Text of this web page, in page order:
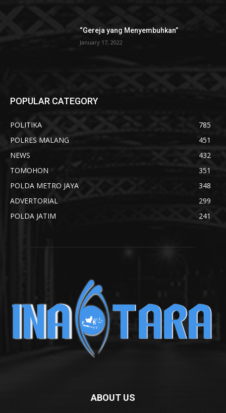
“Gereja yang Menyembuhkan”
January 17, 2022
POPULAR CATEGORY
POLITIKA
785
POLRES MALANG
451
NEWS
432
TOMOHON
351
POLDA METRO JAYA
348
ADVERTORIAL
299
POLDA JATIM
241
ABOUT US